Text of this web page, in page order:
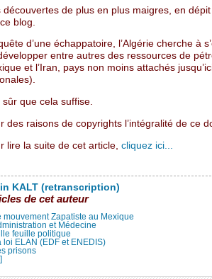
découvertes de plus en plus maigres, en
blog.
d’une échappatoire, l’Algérie cherche à
entre autres des ressources de
et l’Iran, pays non moins attachés
sûr que cela suffise.
des raisons de copyrights l’intégralité de ce
lire la suite de cet article, cliquez ici...
KALT (retranscription)
de cet auteur
mouvement Zapatiste au Mexique
et Médecine
feuille politique
loi ELAN (EDF et ENEDIS)
prisons